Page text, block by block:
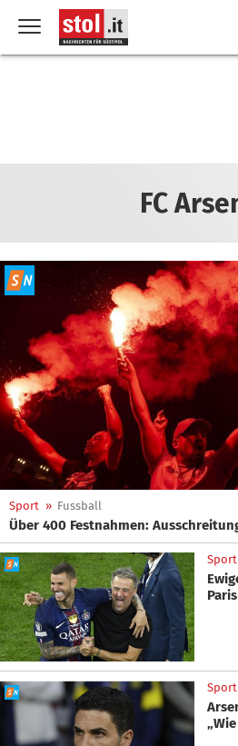
FC
Sport » Fussball
Über 400 Festnahmen:
Sport
Sport